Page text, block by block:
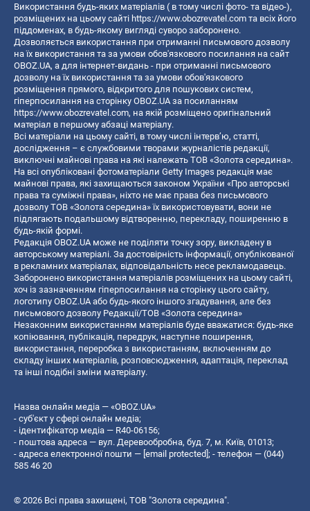
Використання будь-яких матеріалів ( в тому числі фото- та відео-),
розміщених на цьому сайті https://www.obozrevatel.com та всіх його
піддоменах, в будь-якому вигляді суворо заборонено.
Дозволяється використання при отриманні письмового дозволу
на їх використання та за умови обов'язкового посилання на сайт
OBOZ.UA, а для інтернет-видань - при отриманні письмового
дозволу на їх використання та за умови обов'язкового
розміщення прямого, відкритого для пошукових систем,
гіперпосилання на сторінку OBOZ.UA за посиланням
https://www.obozrevatel.com, на якій розміщено оригінальний
матеріал в першому абзаці матеріалу.
Всі матеріали на цьому сайті, в тому числі інтерв’ю, статті,
дослідження – є службовими творами журналістів редакції,
виключні майнові права на які належать ТОВ «Золота середина».
На всі опубліковані фотоматеріали Getty Images редакція має
майнові права, які захищаються законом України «Про авторські
права та суміжні права», ніхто не має права без письмового
дозволу ТОВ «Золота середина» їх використовувати, вони не
підлягають подальшому відтворенню, перекладу, поширенню в
будь-якій формі.
Редакція OBOZ.UA може не поділяти точку зору, викладену в
авторському матеріалі. За достовірність інформації, опублікованої
в рекламних матеріалах, відповідальність несе рекламодавець.
Заборонено використання матеріалів розміщених на цьому сайті,
хоч із зазначенням гіперпосилання на сторінку цього сайту,
логотипу OBOZ.UA або будь-якого іншого згадування, але без
письмового дозволу Редакції/ТОВ «Золота середина»
Незаконним використанням матеріалів буде вважатися: будь-яке
копiювання, публiкацiя, передрук, наступне поширення,
використання, переробка з використанням, включенням до
складу інших матеріалів, розповсюдження, адаптація, переклад
та інші подібні зміни матеріалу.
Назва онлайн медіа — «OBOZ.UA»
- суб'єкт у сфері онлайн медіа;
- ідентифікатор медіа — R40-06156;
- поштова адреса — вул. Деревообробна, буд. 7, м. Київ, 01013;
- адреса електронної пошти — [email protected] ; - телефон — (044)
585 46 20
© 2026 Всі права захищені, ТОВ "Золота середина".